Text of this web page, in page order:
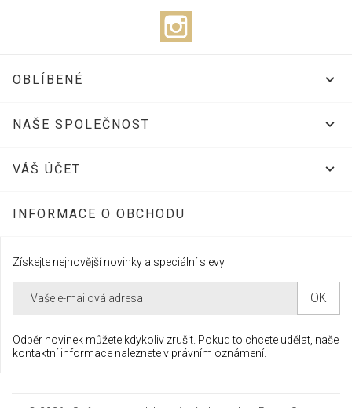
OBLÍBENÉ 
NAŠE SPOLEČNOST 
VÁŠ ÚČET 
INFORMACE O OBCHODU
Získejte nejnovější novinky a speciální slevy
Odběr novinek můžete kdykoliv zrušit. Pokud to chcete udělat, naše
kontaktní informace naleznete v právním oznámení.